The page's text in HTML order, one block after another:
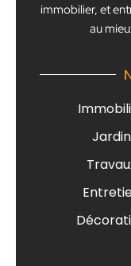
immobilier, et
au
Jardin